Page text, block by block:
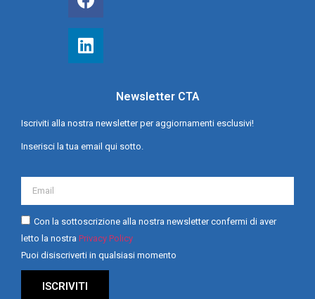
Newsletter CTA
Iscriviti alla nostra newsletter per aggiornamenti esclusivi!
Inserisci la tua email qui sotto.
Con la sottoscrizione alla nostra newsletter confermi di aver
letto la nostra Privacy Policy
Puoi disiscriverti in qualsiasi momento
ISCRIVITI